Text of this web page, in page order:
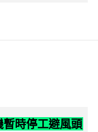
時停工避風頭